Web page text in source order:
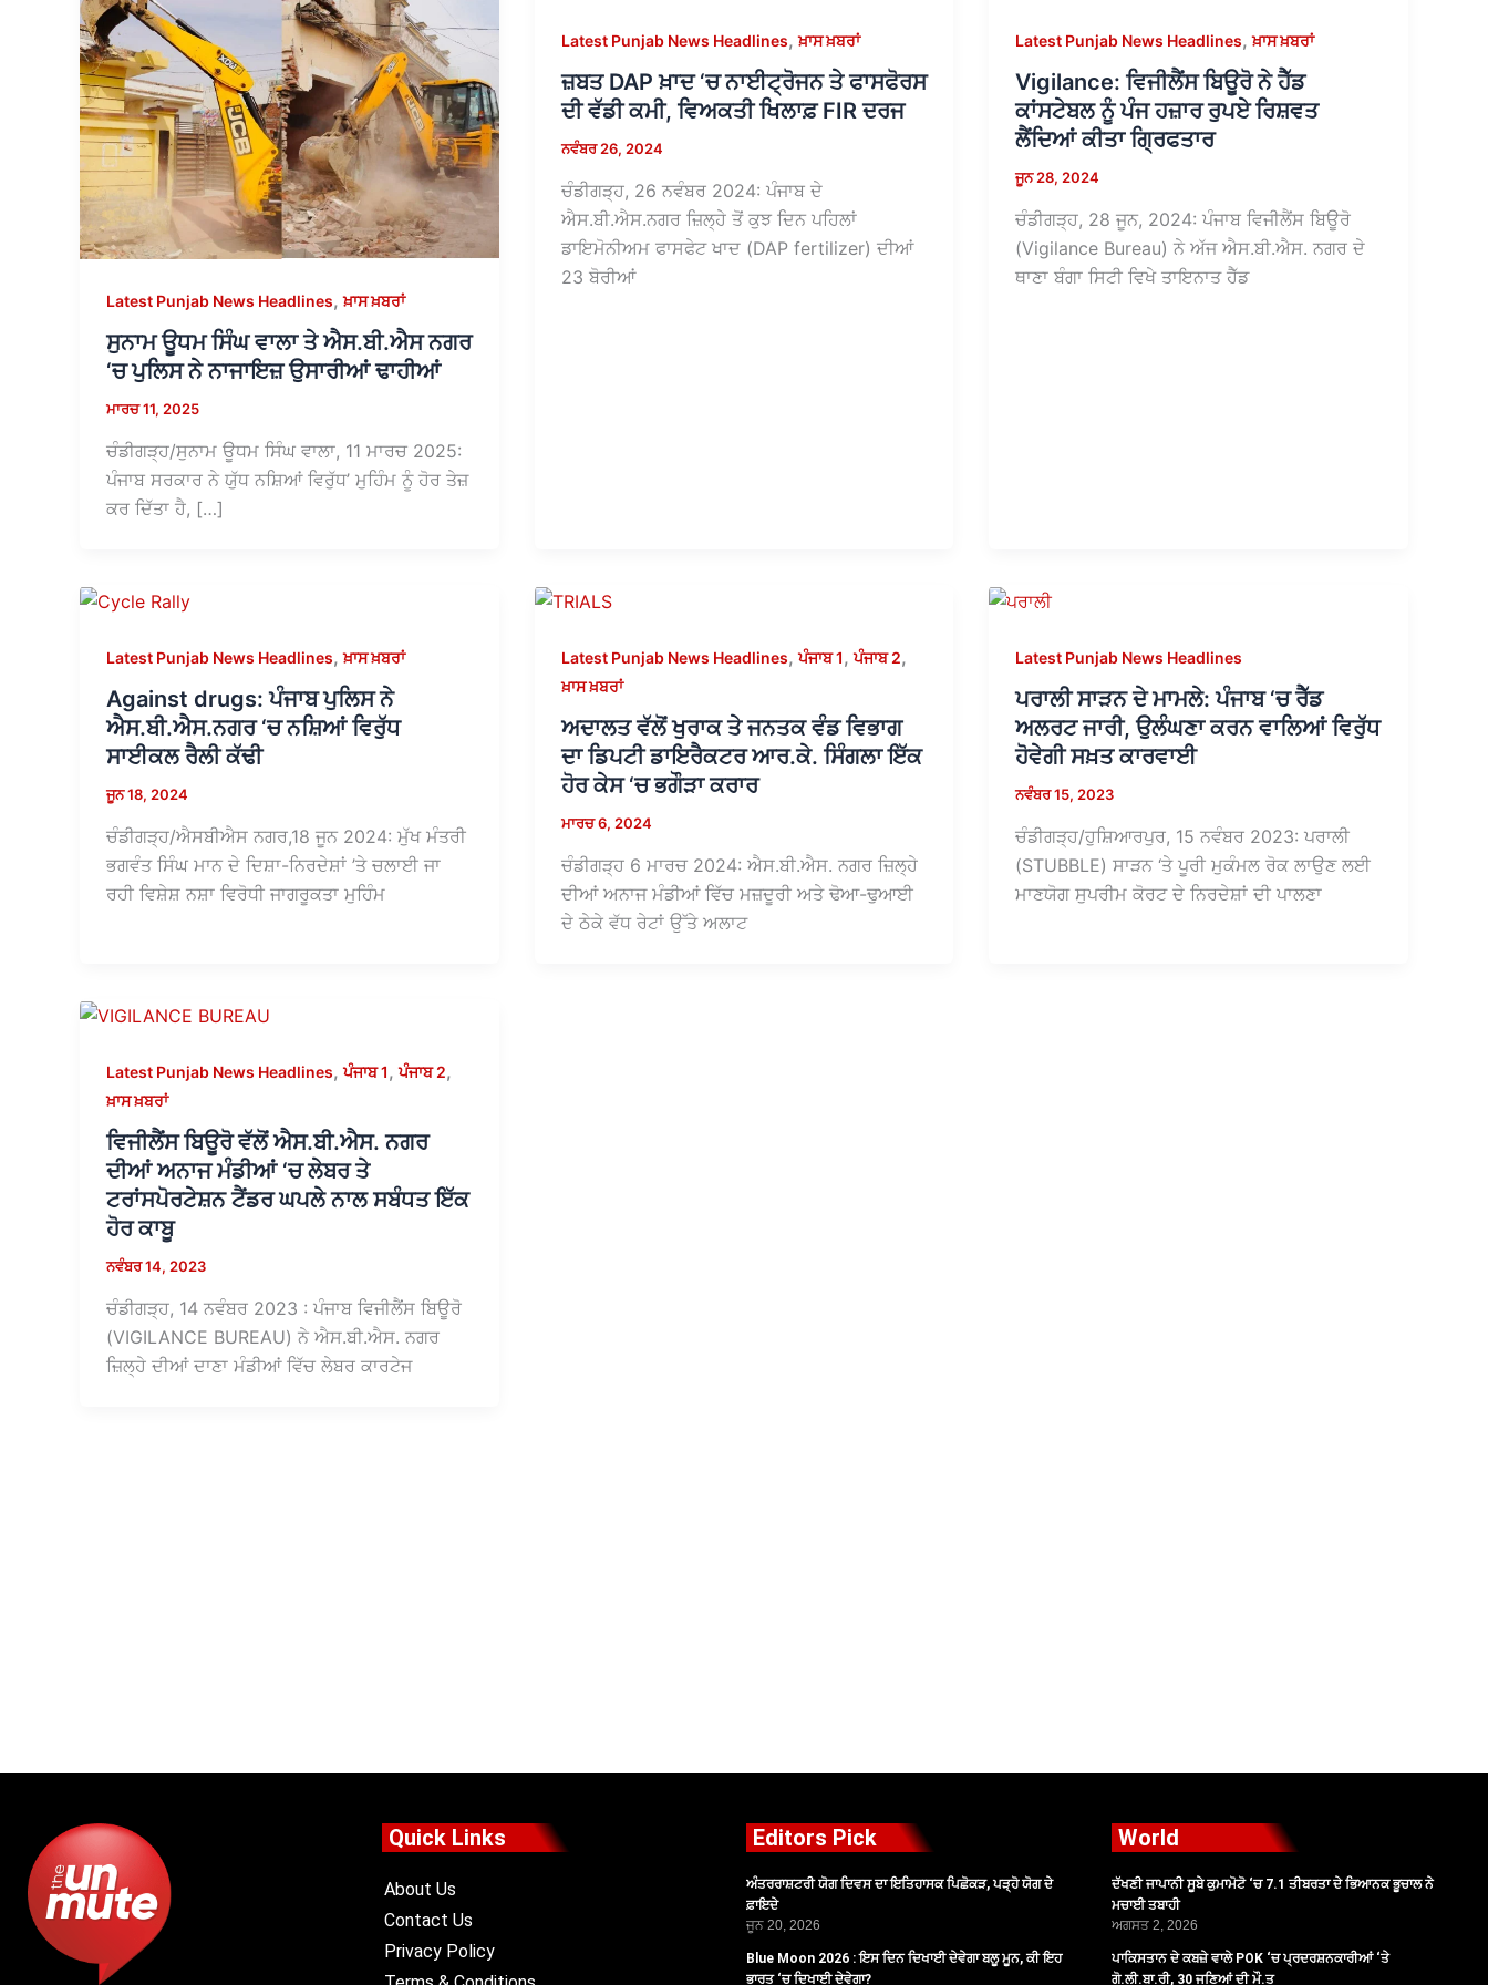
Latest Punjab News Headlines,ਖ਼ਾਸ ਖ਼ਬਰਾਂ
ਸੁਨਾਮ ਊਧਮ ਸਿੰਘ ਵਾਲਾ ਤੇ ਐਸ.ਬੀ.ਐਸ ਨਗਰ
‘ਚ ਪੁਲਿਸ ਨੇ ਨਾਜਾਇਜ਼ ਉਸਾਰੀਆਂ ਢਾਹੀਆਂ
ਮਾਰਚ 11, 2025
ਚੰਡੀਗੜ੍ਹ/ਸੁਨਾਮ ਊਧਮ ਸਿੰਘ ਵਾਲਾ, 11 ਮਾਰਚ 2025:
ਪੰਜਾਬ ਸਰਕਾਰ ਨੇ ਯੁੱਧ ਨਸ਼ਿਆਂ ਵਿਰੁੱਧ’ ਮੁਹਿੰਮ ਨੂੰ ਹੋਰ ਤੇਜ਼
ਕਰ ਦਿੱਤਾ ਹੈ, […]
Latest Punjab News Headlines,ਖ਼ਾਸ ਖ਼ਬਰਾਂ
ਜ਼ਬਤ DAP ਖ਼ਾਦ ‘ਚ ਨਾਈਟ੍ਰੋਜਨ ਤੇ ਫਾਸਫੋਰਸ
ਦੀ ਵੱਡੀ ਕਮੀ, ਵਿਅਕਤੀ ਖਿਲਾਫ਼ FIR ਦਰਜ
ਨਵੰਬਰ 26, 2024
ਚੰਡੀਗੜ੍ਹ, 26 ਨਵੰਬਰ 2024: ਪੰਜਾਬ ਦੇ
ਐਸ.ਬੀ.ਐਸ.ਨਗਰ ਜ਼ਿਲ੍ਹੇ ਤੋਂ ਕੁਝ ਦਿਨ ਪਹਿਲਾਂ
ਡਾਇਮੋਨੀਅਮ ਫਾਸਫੇਟ ਖਾਦ (DAP fertilizer) ਦੀਆਂ
23 ਬੋਰੀਆਂ
Latest Punjab News Headlines,ਖ਼ਾਸ ਖ਼ਬਰਾਂ
Vigilance: ਵਿਜੀਲੈਂਸ ਬਿਊਰੋ ਨੇ ਹੈੱਡ
ਕਾਂਸਟੇਬਲ ਨੂੰ ਪੰਜ ਹਜ਼ਾਰ ਰੁਪਏ ਰਿਸ਼ਵਤ
ਲੈਂਦਿਆਂ ਕੀਤਾ ਗ੍ਰਿਫਤਾਰ
ਜੂਨ 28, 2024
ਚੰਡੀਗੜ੍ਹ, 28 ਜੂਨ, 2024: ਪੰਜਾਬ ਵਿਜੀਲੈਂਸ ਬਿਊਰੋ
(Vigilance Bureau) ਨੇ ਅੱਜ ਐਸ.ਬੀ.ਐਸ. ਨਗਰ ਦੇ
ਥਾਣਾ ਬੰਗਾ ਸਿਟੀ ਵਿਖੇ ਤਾਇਨਾਤ ਹੈੱਡ
Latest Punjab News Headlines,ਖ਼ਾਸ ਖ਼ਬਰਾਂ
Against drugs: ਪੰਜਾਬ ਪੁਲਿਸ ਨੇ
ਐਸ.ਬੀ.ਐਸ.ਨਗਰ ‘ਚ ਨਸ਼ਿਆਂ ਵਿਰੁੱਧ
ਸਾਈਕਲ ਰੈਲੀ ਕੱਢੀ
ਜੂਨ 18, 2024
ਚੰਡੀਗੜ੍ਹ/ਐਸਬੀਐਸ ਨਗਰ,18 ਜੂਨ 2024: ਮੁੱਖ ਮੰਤਰੀ
ਭਗਵੰਤ ਸਿੰਘ ਮਾਨ ਦੇ ਦਿਸ਼ਾ-ਨਿਰਦੇਸ਼ਾਂ ’ਤੇ ਚਲਾਈ ਜਾ
ਰਹੀ ਵਿਸ਼ੇਸ਼ ਨਸ਼ਾ ਵਿਰੋਧੀ ਜਾਗਰੂਕਤਾ ਮੁਹਿੰਮ
Latest Punjab News Headlines,ਪੰਜਾਬ 1,ਪੰਜਾਬ 2,
ਖ਼ਾਸ ਖ਼ਬਰਾਂ
ਅਦਾਲਤ ਵੱਲੋਂ ਖੁਰਾਕ ਤੇ ਜਨਤਕ ਵੰਡ ਵਿਭਾਗ
ਦਾ ਡਿਪਟੀ ਡਾਇਰੈਕਟਰ ਆਰ.ਕੇ. ਸਿੰਗਲਾ ਇੱਕ
ਹੋਰ ਕੇਸ ‘ਚ ਭਗੌੜਾ ਕਰਾਰ
ਮਾਰਚ 6, 2024
ਚੰਡੀਗੜ੍ਹ 6 ਮਾਰਚ 2024: ਐਸ.ਬੀ.ਐਸ. ਨਗਰ ਜ਼ਿਲ੍ਹੇ
ਦੀਆਂ ਅਨਾਜ ਮੰਡੀਆਂ ਵਿੱਚ ਮਜ਼ਦੂਰੀ ਅਤੇ ਢੋਆ-ਢੁਆਈ
ਦੇ ਠੇਕੇ ਵੱਧ ਰੇਟਾਂ ਉੱਤੇ ਅਲਾਟ
Latest Punjab News Headlines
ਪਰਾਲੀ ਸਾੜਨ ਦੇ ਮਾਮਲੇ: ਪੰਜਾਬ ‘ਚ ਰੈੱਡ
ਅਲਰਟ ਜਾਰੀ, ਉਲੰਘਣਾ ਕਰਨ ਵਾਲਿਆਂ ਵਿਰੁੱਧ
ਹੋਵੇਗੀ ਸਖ਼ਤ ਕਾਰਵਾਈ
ਨਵੰਬਰ 15, 2023
ਚੰਡੀਗੜ੍ਹ/ਹੁਸ਼ਿਆਰਪੁਰ, 15 ਨਵੰਬਰ 2023: ਪਰਾਲੀ
(STUBBLE) ਸਾੜਨ ‘ਤੇ ਪੂਰੀ ਮੁਕੰਮਲ ਰੋਕ ਲਾਉਣ ਲਈ
ਮਾਣਯੋਗ ਸੁਪਰੀਮ ਕੋਰਟ ਦੇ ਨਿਰਦੇਸ਼ਾਂ ਦੀ ਪਾਲਣਾ
Latest Punjab News Headlines,ਪੰਜਾਬ 1,ਪੰਜਾਬ 2,
ਖ਼ਾਸ ਖ਼ਬਰਾਂ
ਵਿਜੀਲੈਂਸ ਬਿਊਰੋ ਵੱਲੋਂ ਐਸ.ਬੀ.ਐਸ. ਨਗਰ
ਦੀਆਂ ਅਨਾਜ ਮੰਡੀਆਂ ‘ਚ ਲੇਬਰ ਤੇ
ਟਰਾਂਸਪੋਰਟੇਸ਼ਨ ਟੈਂਡਰ ਘਪਲੇ ਨਾਲ ਸਬੰਧਤ ਇੱਕ
ਹੋਰ ਕਾਬੂ
ਨਵੰਬਰ 14, 2023
ਚੰਡੀਗੜ੍ਹ, 14 ਨਵੰਬਰ 2023 : ਪੰਜਾਬ ਵਿਜੀਲੈਂਸ ਬਿਊਰੋ
(VIGILANCE BUREAU) ਨੇ ਐਸ.ਬੀ.ਐਸ. ਨਗਰ
ਜ਼ਿਲ੍ਹੇ ਦੀਆਂ ਦਾਣਾ ਮੰਡੀਆਂ ਵਿੱਚ ਲੇਬਰ ਕਾਰਟੇਜ
Quick Links
About Us
Contact Us
Privacy Policy
Editors Pick
ਅੰਤਰਰਾਸ਼ਟਰੀ ਯੋਗ ਦਿਵਸ ਦਾ ਇਤਿਹਾਸਕ ਪਿਛੋਕੜ, ਪੜ੍ਹੋ ਯੋਗ ਦੇ
ਫ਼ਾਇਦੇ
ਜੂਨ 20, 2026
Blue Moon 2026 : ਇਸ ਦਿਨ ਦਿਖਾਈ ਦੇਵੇਗਾ ਬਲੂ ਮੂਨ, ਕੀ ਇਹ
ਭਾਰਤ ‘ਚ ਦਿਖਾਈ ਦੇਵੇਗਾ?
World
ਦੱਖਣੀ ਜਾਪਾਨੀ ਸੂਬੇ ਕੁਮਾਮੋਟੋ ‘ਚ 7.1 ਤੀਬਰਤਾ ਦੇ ਭਿਆਨਕ ਭੂਚਾਲ ਨੇ
ਮਚਾਈ ਤਬਾਹੀ
ਅਗਸਤ 2, 2026
ਪਾਕਿਸਤਾਨ ਦੇ ਕਬਜ਼ੇ ਵਾਲੇ POK ‘ਚ ਪ੍ਰਦਰਸ਼ਨਕਾਰੀਆਂ ‘ਤੇ
ਗੋ.ਲੀ.ਬਾ.ਰੀ, 30 ਜਣਿਆਂ ਦੀ ਮੌ.ਤ